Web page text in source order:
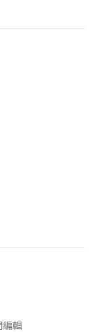
編輯